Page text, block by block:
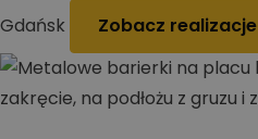
Gdańsk
Zobacz realizacje